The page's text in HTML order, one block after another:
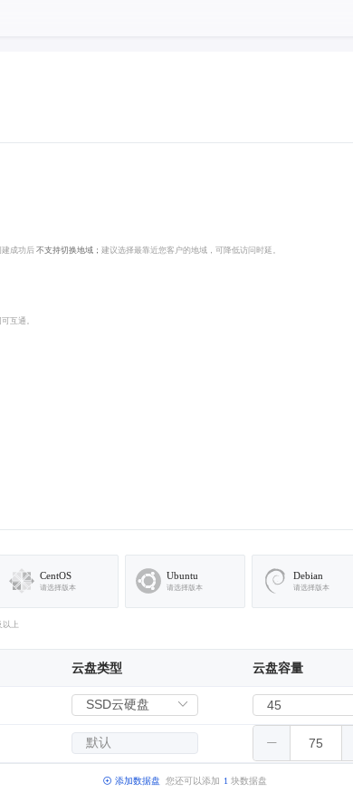
建成功后不支持切换地域；建议选择最靠近您客户的地域，可降低访问时延。
互通。
CentOS
请选择版本
Ubuntu
请选择版本
Debian
请选择版本
以上
云盘类型 云盘容量
添加数据盘 您还可以添加 1 块数据盘